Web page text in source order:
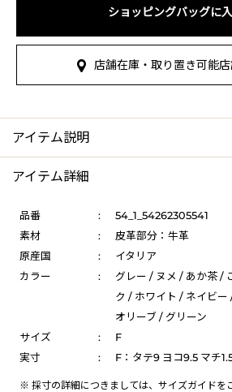
ショッピングバッグに
店舗在庫・取り置き可能
アイテム説明
アイテム詳細
品番 :
54_1_54262305541
素材
:
皮革部分：牛革
原産国
:
イタリア
カラー
:
グレー / ヌメ / あか茶 /
ク / ホワイト / ネイビ
オリーブ / グリーン
サイズ
:
F
実寸
: F：タテ9 ヨコ9.5 マチ
※ 採寸の詳細につきましては、 サイズガイドを